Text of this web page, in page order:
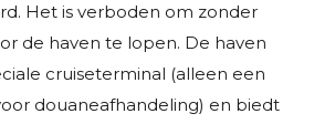
Het is verboden om zonder
de haven te lopen. De haven
cruiseterminal (alleen een
douaneafhandeling) en biedt